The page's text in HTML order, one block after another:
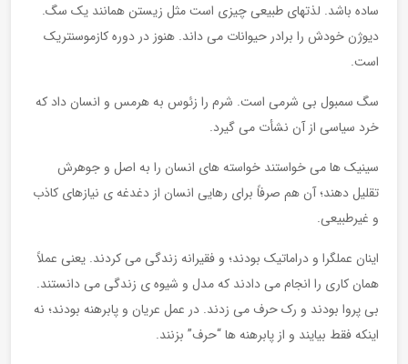
ساده باشد. لذتهای طبیعی چیزی است مثل زیستن همانند یک سگ.
دیوژن خودش را برادر حیوانات می داند. هنوز در دوره کازموسنتریک
است.
سگ سمبول بی شرمی است. شرم را زئوس به هرمس و انسان داد که
خرد سیاسی از آن نشأت می گیرد.
سینیک ها می خواستند خواسته های انسان را به اصل و جوهرش
تقلیل دهند؛ آن هم صرفاً برای رهایی انسان از دغدغه ی نیازهای کاذب
و غیرطبیعی.
اینان عملگرا و دراماتیک بودند؛ و فقیرانه زندگی می کردند. یعنی عملاً
همان کاری را انجام می دادند که مدل و شیوه ی زندگی می دانستند.
بی پروا بودند و رک حرف می زدند. در عمل عریان و پابرهنه بودند؛ نه
اینکه فقط بیایند و از پابرهنه ها “حرف” بزنند.